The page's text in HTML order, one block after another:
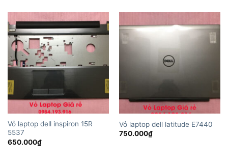
Vỏ laptop dell inspiron 15R
5537
650.000₫
Vỏ laptop dell latitude E7440
750.000₫